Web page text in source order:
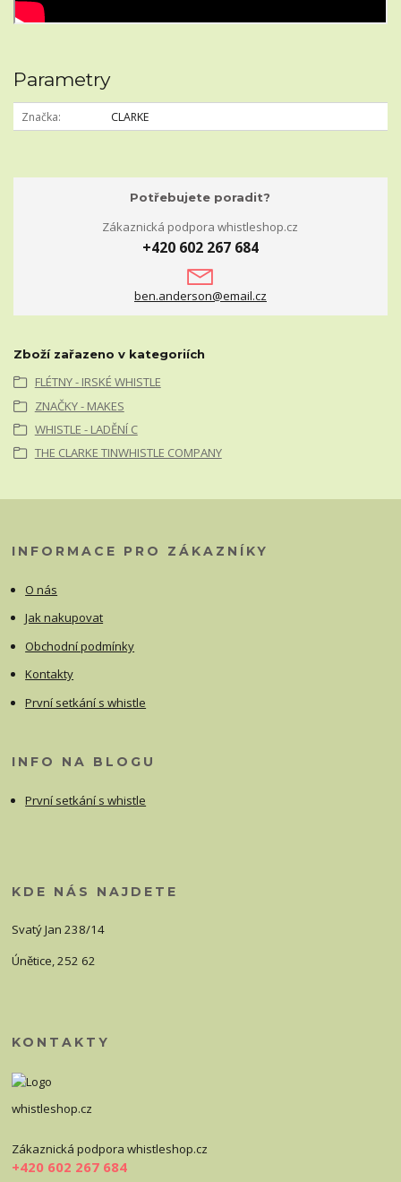
Parametry
Značka CLARKE
Potřebujete poradit?
Zákaznická podpora whistleshop.cz
+420 602 267 684
ben.anderson@email.cz
Zboží zařazeno v kategoriích
FLÉTNY - IRSKÉ WHISTLE
ZNAČKY - MAKES
WHISTLE - LADĚNÍ C
THE CLARKE TINWHISTLE COMPANY
INFORMACE PRO ZÁKAZNÍKY
O nás
Jak nakupovat
Obchodní podmínky
Kontakty
První setkání s whistle
INFO NA BLOGU
První setkání s whistle
KDE NÁS NAJDETE
Svatý Jan 238/14
Únětice, 252 62
KONTAKTY
whistleshop.cz
Zákaznická podpora whistleshop.cz
+420 602 267 684